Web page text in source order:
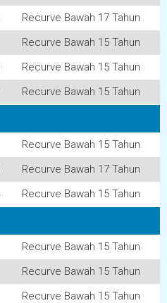
Recurve Bawah 17 Tahun
Recurve Bawah 15 Tahun
Recurve Bawah 15 Tahun
Recurve Bawah 15 Tahun
Recurve Bawah 15 Tahun
Recurve Bawah 17 Tahun
Recurve Bawah 15 Tahun
Recurve Bawah 15 Tahun
Recurve Bawah 15 Tahun
Recurve Bawah 15 Tahun